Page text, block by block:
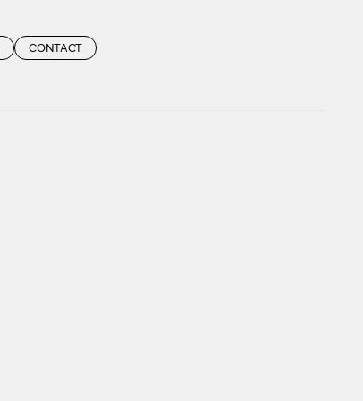
CONTACT